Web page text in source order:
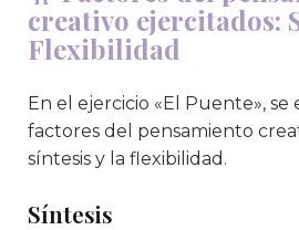
creativo ejercitados:
Flexibilidad
En el ejercicio «El Puente», se
factores del pensamiento
síntesis y la flexibilidad.
Síntesis